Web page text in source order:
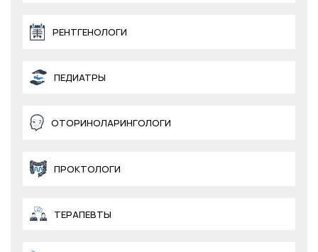
РЕНТГЕНОЛОГИ
ПЕДИАТРЫ
ОТОРИНОЛАРИНГОЛОГИ
ПРОКТОЛОГИ
ТЕРАПЕВТЫ